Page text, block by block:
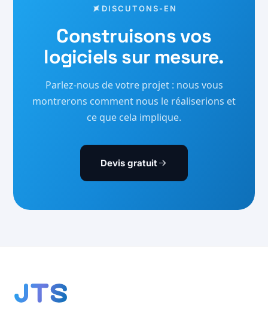
DISCUTONS-EN
Construisons vos
logiciels sur mesure.
Parlez-nous de votre projet : nous vous
montrerons comment nous le réaliserions et
ce que cela implique.
Devis gratuit